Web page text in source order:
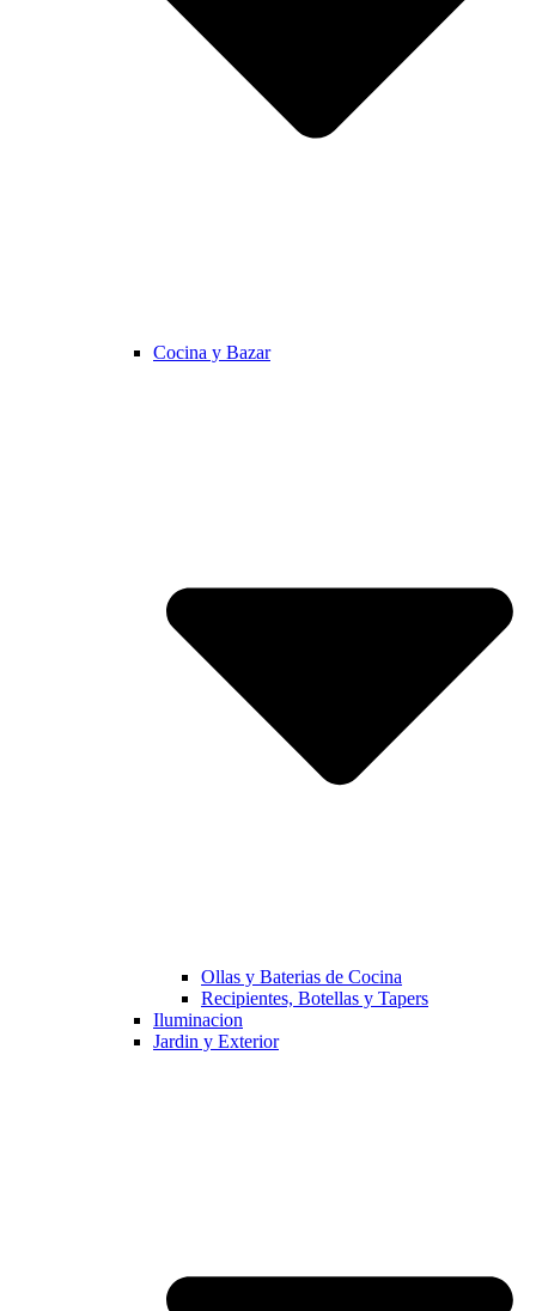
Cocina y Bazar
Ollas y Baterias de Cocina
Recipientes, Botellas y Tapers
Iluminacion
Jardin y Exterior